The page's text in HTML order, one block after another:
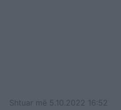
Shtuar më 5.10.2022 16:52